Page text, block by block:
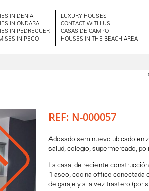
IN DENIA
IN ONDARA
IN PEDREGUER
IN PEGO
LUXURY HOUSES
CONTACT WITH US
CASAS DE CAMPO
HOUSES IN THE BEACH AREA
REF: N-000057
Adosado seminuevo ubicado en
salud, colegio, supermercado,
La casa, de reciente
1 aseo, cocina office conectada
de garaje y a la vez trastero (por